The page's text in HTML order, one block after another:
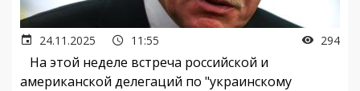
24.11.2025 11:55 294
На этой неделе встреча российской и
американской делегаций по "украинскому